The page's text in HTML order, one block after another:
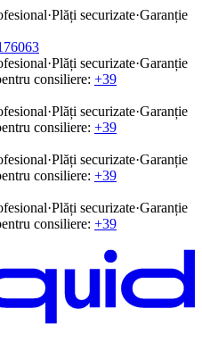
·Plăți securizate·Garanție
·Plăți securizate·Garanție
consiliere: +39
·Plăți securizate·Garanție
consiliere: +39
·Plăți securizate·Garanție
consiliere: +39
·Plăți securizate·Garanție
consiliere: +39